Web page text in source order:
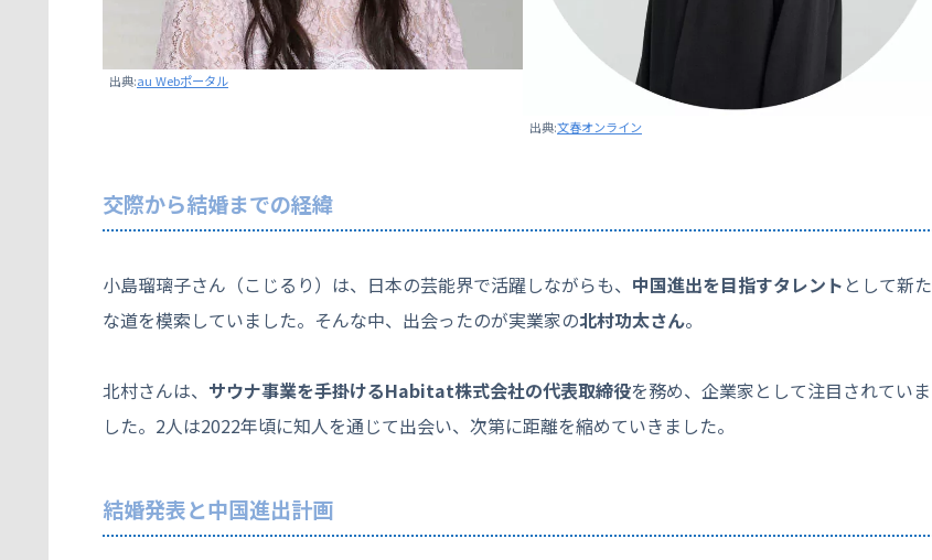
出典:au Webポータル
出典:文春オンライン
交際から結婚までの経緯
小島瑠璃子さん（こじるり）は、日本の芸能界で活躍しながらも、 中国進出を目指すタレント として新た
な道を模索していました。そんな中、出会ったのが実業家の北村功太さん。
北村さんは、 サウナ事業を手掛けるHabitat株式会社の代表取締役を務め、企業家として注目されていま
した。2人は2022年頃に知人を通じて出会い、次第に距離を縮めていきました。
結婚発表と中国進出計画